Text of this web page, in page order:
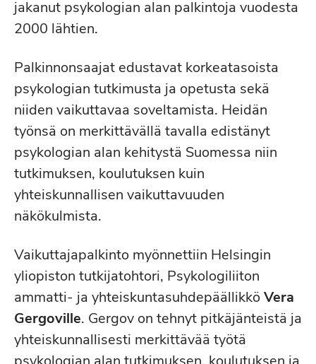
jakanut psykologian alan palkintoja vuodesta
2000 lähtien.
Palkinnonsaajat edustavat korkeatasoista
psykologian tutkimusta ja opetusta sekä
niiden vaikuttavaa soveltamista. Heidän
työnsä on merkittävällä tavalla edistänyt
psykologian alan kehitystä Suomessa niin
tutkimuksen, koulutuksen kuin
yhteiskunnallisen vaikuttavuuden
näkökulmista.
Vaikuttajapalkinto myönnettiin Helsingin
yliopiston tutkijatohtori, Psykologiliiton
ammatti- ja yhteiskuntasuhdepäällikköVera
Gergoville. Gergov on tehnyt pitkäjänteistä ja
yhteiskunnallisesti merkittävää työtä